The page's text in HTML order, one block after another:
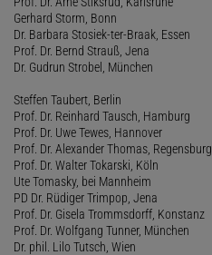
Gerhard Storm, Bonn
Dr. Barbara Stosiek-ter-Braak, Essen
Prof. Dr. Bernd Strauß, Jena
Dr. Gudrun Strobel, München
Steffen Taubert, Berlin
Prof. Dr. Reinhard Tausch, Hamburg
Prof. Dr. Uwe Tewes, Hannover
Prof. Dr. Alexander Thomas, Regensburg
Prof. Dr. Walter Tokarski, Köln
Ute Tomasky, bei Mannheim
PD Dr. Rüdiger Trimpop, Jena
Prof. Dr. Gisela Trommsdorff, Konstanz
Prof. Dr. Wolfgang Tunner, München
Dr. phil. Lilo Tutsch, Wien